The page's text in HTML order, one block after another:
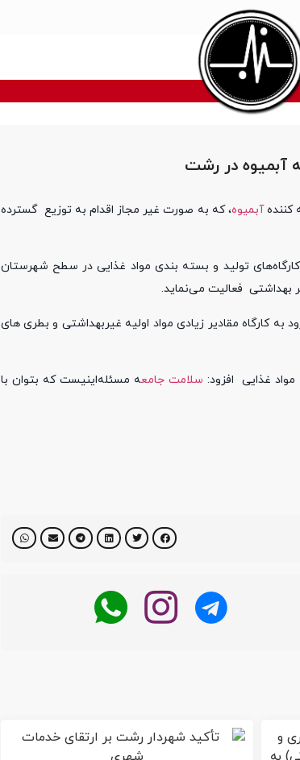
آبمیوه در رشت
آبمیوه، که به صورت غیر مجاز اقدام به توزیع گسترده
تولید و بسته‌ بندی مواد غذایی در سطح شهرستان
بهداشتی فعالیت می‌نماید.
کارگاه مقادیر زیادی مواد اولیه غیربهداشتی و بطری‌ های
غذایی افزود: سلامت جامعه مسئله‌اینیست که بتوان با